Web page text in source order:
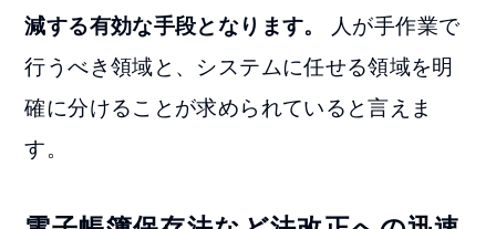
減する有効な手段となります。
人が手作業で
行うべき領域と、システムに任せる領域を明
確に分けることが求められていると言えま
す。